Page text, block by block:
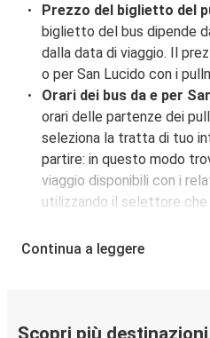
Prezzo del biglietto del
biglietto del bus dipende
dalla data di viaggio. Il
o per San Lucido con i
Orari dei bus da e per
orari delle partenze dei
seleziona la tratta di tuo
partire: in questo modo
viaggio disponibili con i
utilizzando il selettore
interattiva.
localizzare facilmente la
Continua a leggere
Scopri più destinazioni